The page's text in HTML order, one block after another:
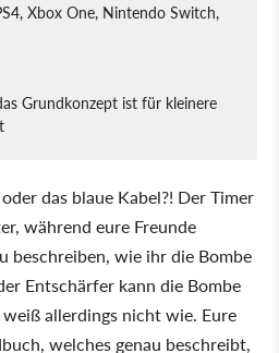
Xbox One, Nintendo Switch,
Grundkonzept ist für kleinere
das blaue Kabel?! Der Timer
während eure Freunde
beschreiben, wie ihr die Bombe
Entschärfer kann die Bombe
allerdings nicht wie. Eure
welches genau beschreibt,